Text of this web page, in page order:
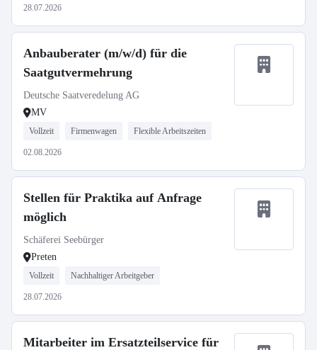
28.07.2026
Anbauberater (m/w/d) für die
Saatgutvermehrung
Deutsche Saatveredelung AG
MV
Vollzeit Firmenwagen Flexible Arbeitszeiten
02.08.2026
Stellen für Praktika auf Anfrage
möglich
Schäferei Seebürger
Preten
Vollzeit Nachhaltiger Arbeitgeber
28.07.2026
Mitarbeiter im Ersatzteilservice für